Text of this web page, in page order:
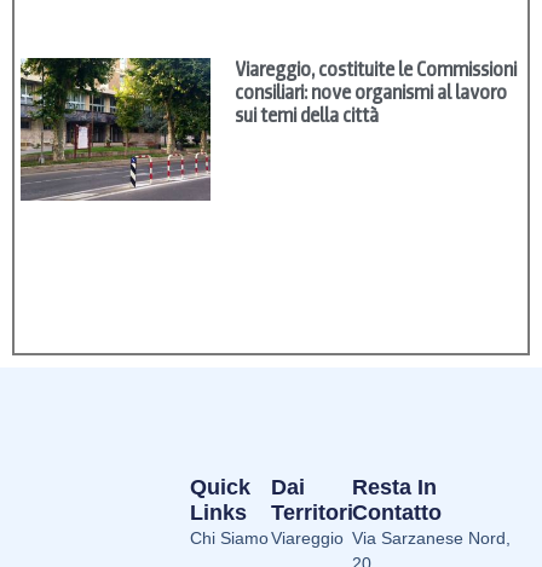
Viareggio, costituite le Commissioni
consiliari: nove organismi al lavoro
sui temi della città
Dai
Territori
Viareggio
Quick
Links
Chi Siamo
Resta In
Contatto
Via Sarzanese Nord,